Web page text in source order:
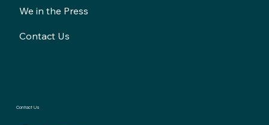
We in the Press
Contact Us
Contact Us